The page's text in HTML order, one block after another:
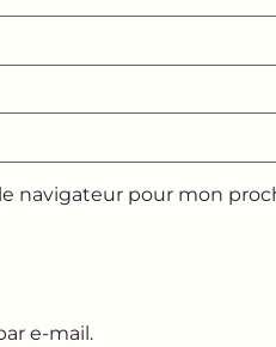
navigateur pour mon
e-mail.